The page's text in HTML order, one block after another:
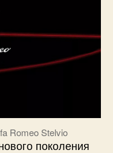
Romeo Stelvio
поколения